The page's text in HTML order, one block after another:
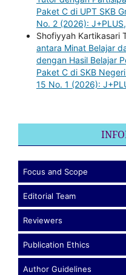
Paket C di UPT SKB
No. 2 (2026):
Shofiyyah Kartikasari
antara Minat Belajar
dengan Hasil Belajar
Paket C di SKB
15 No. 1 (2026):
Focus and Scope
Editorial Team
Reviewers
Publication Ethics
Author Guidelines